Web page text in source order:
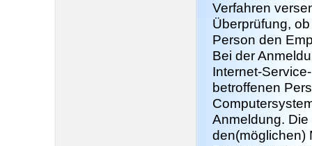
Verfahren
Überprüfung,
Person den
Bei der
Internet-
betroffenen
Anmeldung.
den(möglichen)